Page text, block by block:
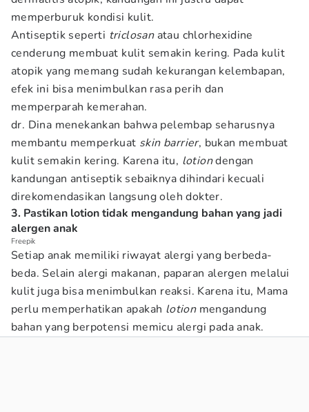
memperburuk kondisi kulit.
Antiseptik seperti triclosanatau chlorhexidine
cenderung membuat kulit semakin kering. Pada kulit
atopik yang memang sudah kekurangan kelembapan,
efek ini bisa menimbulkan rasa perih dan
memperparah kemerahan.
dr. Dina menekankan bahwa pelembap seharusnya
membantu memperkuat skin barrier, bukan membuat
kulit semakin kering. Karena itu, lotiondengan
kandungan antiseptik sebaiknya dihindari kecuali
direkomendasikan langsung oleh dokter.
3. Pastikan lotion tidak mengandung bahan yang jadi
alergen anak
Freepik
Setiap anak memiliki riwayat alergi yang berbeda-
beda. Selain alergi makanan, paparan alergen melalui
kulit juga bisa menimbulkan reaksi. Karena itu, Mama
perlu memperhatikan apakah lotionmengandung
bahan yang berpotensi memicu alergi pada anak.